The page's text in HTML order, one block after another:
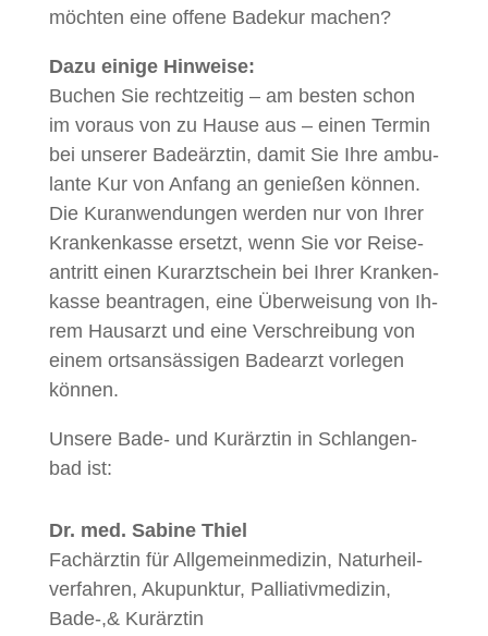
möch­ten eine of­fe­ne Ba­de­kur machen?
Dazu ei­ni­ge Hin­wei­se:
Bu­chen Sie recht­zei­tig – am bes­ten schon
im vor­aus von zu Hau­se aus – ei­nen Ter­min
bei un­se­rer Ba­de­ärz­tin, da­mit Sie Ihre am­bu­
lan­te Kur von An­fang an ge­nie­ßen kön­nen.
Die Kur­an­wen­dun­gen wer­den nur von Ih­rer
Kran­ken­kas­se er­setzt, wenn Sie vor Rei­se­
an­tritt ei­nen Kur­arzt­schein bei Ih­rer Kran­ken­
kas­se be­an­tra­gen, eine Über­wei­sung von Ih­
rem Haus­arzt und eine Ver­schrei­bung von
ei­nem orts­an­säs­si­gen Ba­de­arzt vor­le­gen
können.
Un­se­re Bade- und Kur­ärz­tin in Schlan­gen­
bad ist:
Dr. med. Sa­bi­ne Thiel
Fach­ärz­tin für All­ge­mein­me­di­zin, Na­tur­heil­
ver­fah­ren, Aku­punk­tur, Pal­lia­tiv­me­di­zin,
Bade‑,& Kur­ärz­tin